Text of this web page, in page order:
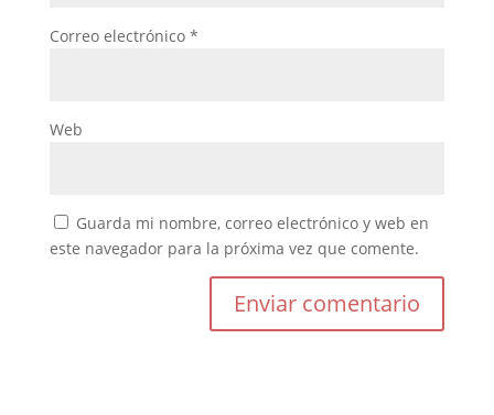
Correo electrónico *
Web
Guarda mi nombre, correo electrónico y web en
este navegador para la próxima vez que comente.